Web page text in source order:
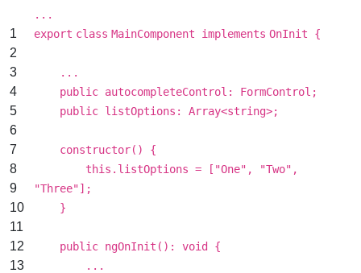
1
2
3
4
5
6
7
8
9
10
11
12
13
...
export class MainComponent implements OnInit {
...
public autocompleteControl: FormControl;
public listOptions: Array<string>;
constructor() {
this .listOptions = [ "One" , "Two" ,
"Three"];
}
public ngOnInit(): void {
...